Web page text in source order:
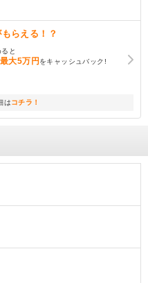
らえる！？
と
最大5万円をキャッシュバック!
はコチラ！